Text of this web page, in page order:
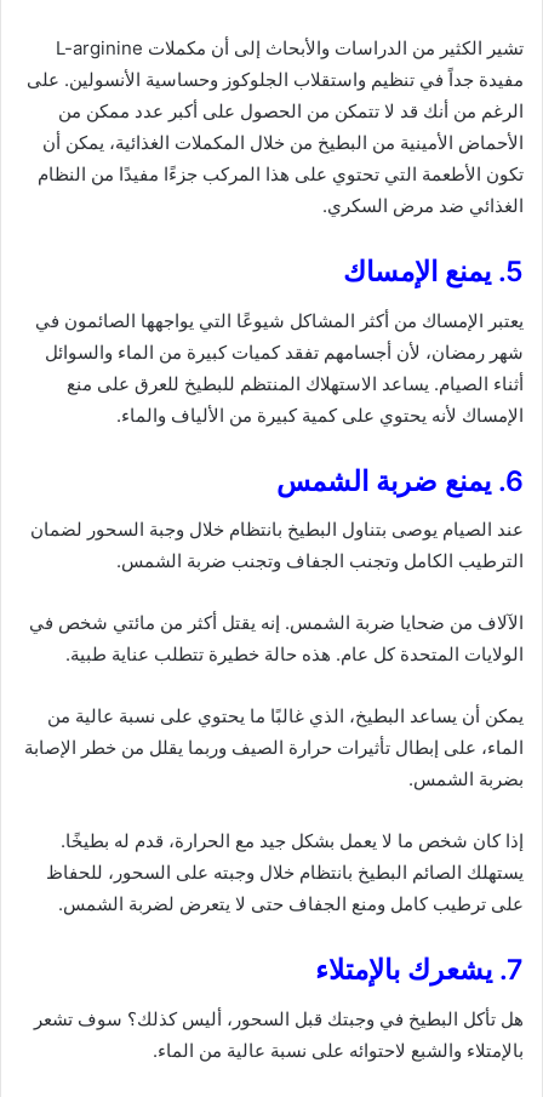
تشير الكثير من الدراسات والأبحاث إلى أن مكملات L-arginine
مفيدة جداً في تنظيم واستقلاب الجلوكوز وحساسية الأنسولين. على
الرغم من أنك قد لا تتمكن من الحصول على أكبر عدد ممكن من
الأحماض الأمينية من البطيخ من خلال المكملات الغذائية، يمكن أن
تكون الأطعمة التي تحتوي على هذا المركب جزءًا مفيدًا من النظام
الغذائي ضد مرض السكري.
5. يمنع الإمساك
يعتبر الإمساك من أكثر المشاكل شيوعًا التي يواجهها الصائمون في
شهر رمضان، لأن أجسامهم تفقد كميات كبيرة من الماء والسوائل
أثناء الصيام. يساعد الاستهلاك المنتظم للبطيخ للعرق على منع
الإمساك لأنه يحتوي على كمية كبيرة من الألياف والماء.
6. يمنع ضربة الشمس
عند الصيام يوصى بتناول البطيخ بانتظام خلال وجبة السحور لضمان
الترطيب الكامل وتجنب الجفاف وتجنب ضربة الشمس.
الآلاف من ضحايا ضربة الشمس. إنه يقتل أكثر من مائتي شخص في
الولايات المتحدة كل عام. هذه حالة خطيرة تتطلب عناية طبية.
يمكن أن يساعد البطيخ، الذي غالبًا ما يحتوي على نسبة عالية من
الماء، على إبطال تأثيرات حرارة الصيف وربما يقلل من خطر الإصابة
بضربة الشمس.
إذا كان شخص ما لا يعمل بشكل جيد مع الحرارة، قدم له بطيخًا.
يستهلك الصائم البطيخ بانتظام خلال وجبته على السحور، للحفاظ
على ترطيب كامل ومنع الجفاف حتى لا يتعرض لضربة الشمس.
7. يشعرك بالإمتلاء
هل تأكل البطيخ في وجبتك قبل السحور، أليس كذلك؟ سوف تشعر
بالإمتلاء والشبع لاحتوائه على نسبة عالية من الماء.